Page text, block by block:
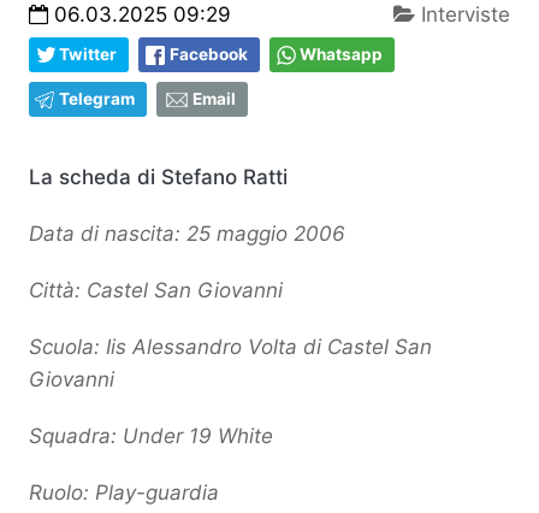
06.03.2025 09:29 Interviste
Twitter Facebook Whatsapp
Telegram Email
La scheda di Stefano Ratti
Data di nascita: 25 maggio 2006
Città: Castel San Giovanni
Scuola: Iis Alessandro Volta di Castel San
Giovanni
Squadra: Under 19 White
Ruolo: Play-guardia